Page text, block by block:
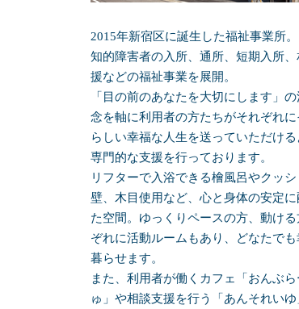
2015年新宿区に誕生した福祉事業所。
知的障害者の入所、通所、短期入所、
援などの福祉事業を展開。
「目の前のあなたを大切にします」
念を軸に利用者の方たちがそれぞれに
らしい幸福な人生を送っていただける
専門的な支援を行っております。
リフターで入浴できる檜風呂やクッシ
壁、木目使用など、心と身体の安定に
た空間。ゆっくりペースの方、動け
ぞれに活動ルームもあり、どなたでも
暮らせます。
また、利用者が働くカフェ「おんぶら
ゅ」や相談支援を行う「あんそれい